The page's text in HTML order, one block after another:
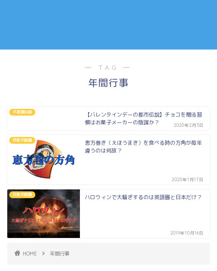
― TAG ―
年間行事
不思議な話
【バレンタインデーの都市伝説】チョコを贈る習
慣はお菓子メーカーの陰謀か？
2020年2月3日
日常の話題
恵方巻き（えほうまき）を食べる時の方角が毎年
違うのは何故？
2020年1月17日
日常の話題 ハロウィンで大騒ぎするのは英語圏と日本だけ？
2019年10月16日
HOME 年間行事